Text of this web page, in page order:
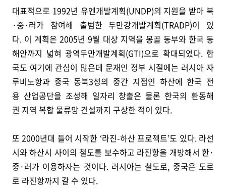
대표적으로 1992년 유엔개발계획(UNDP)의 지원을 받아 북
·중·러가 참여해 출범한 두만강개발계획(TRADP)이 있
다. 이 계획은 2005년 9월 대상 지역을 몽골 동부와 한국 동
해안까지 넓혀 광역두만개발계획(GTI)으로 확대되었다. 한
국도 여기에 관심이 많은데 문재인 정부 시절에는 러시아 자
루비노항과 중국 동북3성의 중간 지점인 하산에 한국 전
용 산업공단을 조성해 일자리 창출은 물론 한국의 환동해
권 지역 복합 물류망 건설까지 구상한 적이 있다.
또 2000년대 들어 시작한 ‘라진-하산 프로젝트’도 있다. 라선
시와 하산시 사이의 철도를 보수하고 라진항을 개방해서 한·
중·러가 이용하자는 것이다. 러시아는 철도로, 중국은 도로
로 라진항까지 갈 수 있다.